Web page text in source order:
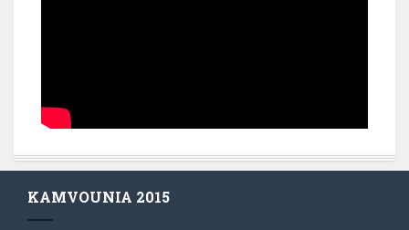
KAMVOUNIA 2015